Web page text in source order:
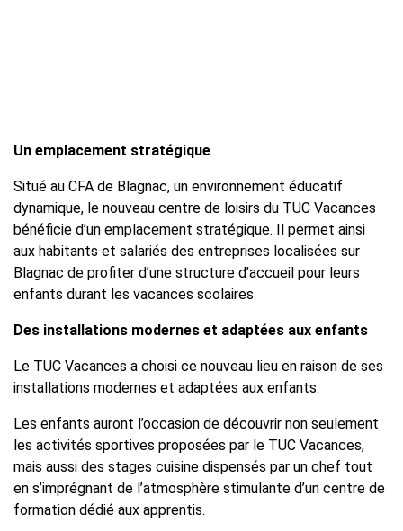
Un emplacement stratégique
Situé au CFA de Blagnac, un environnement éducatif
dynamique, le nouveau centre de loisirs du TUC Vacances
bénéficie d’un emplacement stratégique. Il permet ainsi
aux habitants et salariés des entreprises localisées sur
Blagnac de profiter d’une structure d’accueil pour leurs
enfants durant les vacances scolaires.
Des installations modernes et adaptées aux enfants
Le TUC Vacances a choisi ce nouveau lieu en raison de ses
installations modernes et adaptées aux enfants.
Les enfants auront l’occasion de découvrir non seulement
les activités sportives proposées par le TUC Vacances,
mais aussi des stages cuisine dispensés par un chef tout
en s’imprégnant de l’atmosphère stimulante d’un centre de
formation dédié aux apprentis.